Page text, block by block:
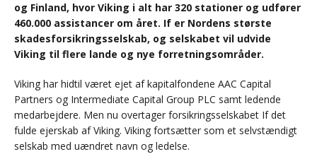
og Finland, hvor Viking i alt har 320 stationer og udfører
460.000 assistancer om året. If er Nordens største
skadesforsikringsselskab, og selskabet vil udvide
Viking til flere lande og nye forretningsområder.
Viking har hidtil været ejet af kapitalfondene AAC Capital
Partners og Intermediate Capital Group PLC samt ledende
medarbejdere. Men nu overtager forsikringsselskabet If det
fulde ejerskab af Viking. Viking fortsætter som et selvstændigt
selskab med uændret navn og ledelse.